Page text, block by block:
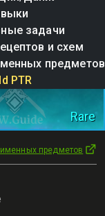
задачи
и схем
предметов
PTR
Rare
именных предметов